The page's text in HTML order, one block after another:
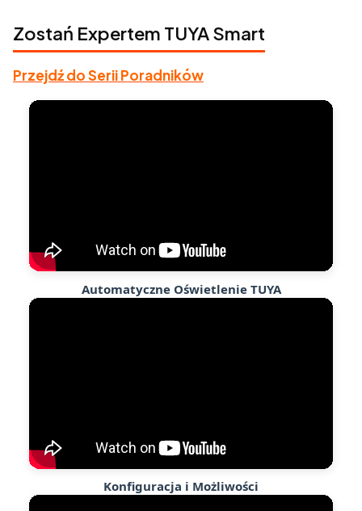
Zostań Expertem TUYA Smart
Przejdź do Serii Poradników
Automatyczne Oświetlenie TUYA
Konfiguracja i Możliwości